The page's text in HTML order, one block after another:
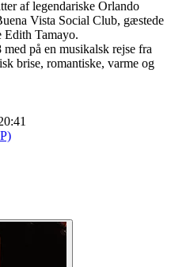
af legendariske Orlando
Vista Social Club, gæstede
Edith Tamayo.
på en musikalsk rejse fra
brise, romantiske, varme og